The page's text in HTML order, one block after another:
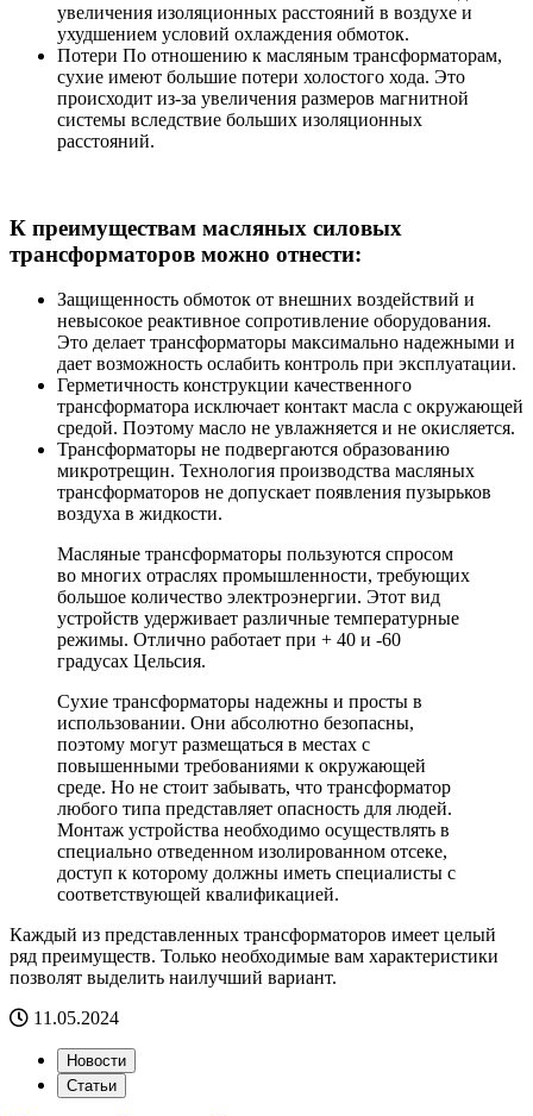
увеличения изоляционных расстояний в воздухе и
ухудшением условий охлаждения обмоток.
Потери По отношению к масляным трансформаторам,
сухие имеют большие потери холостого хода. Это
происходит из-за увеличения размеров магнитной
системы вследствие больших изоляционных
расстояний.
К преимуществам масляных силовых
трансформаторов можно отнести:
Защищенность обмоток от внешних воздействий и
невысокое реактивное сопротивление оборудования.
Это делает трансформаторы максимально надежными и
дает возможность ослабить контроль при эксплуатации.
Герметичность конструкции качественного
трансформатора исключает контакт масла с окружающей
средой. Поэтому масло не увлажняется и не окисляется.
Трансформаторы не подвергаются образованию
микротрещин. Технология производства масляных
трансформаторов не допускает появления пузырьков
воздуха в жидкости.
Масляные трансформаторы пользуются спросом
во многих отраслях промышленности, требующих
большое количество электроэнергии. Этот вид
устройств удерживает различные температурные
режимы. Отлично работает при + 40 и -60
градусах Цельсия.
Сухие трансформаторы надежны и просты в
использовании. Они абсолютно безопасны,
поэтому могут размещаться в местах с
повышенными требованиями к окружающей
среде. Но не стоит забывать, что трансформатор
любого типа представляет опасность для людей.
Монтаж устройства необходимо осуществлять в
специально отведенном изолированном отсеке,
доступ к которому должны иметь специалисты с
соответствующей квалификацией.
Каждый из представленных трансформаторов имеет целый
ряд преимуществ. Только необходимые вам характеристики
позволят выделить наилучший вариант.
11.05.2024
Новости
Статьи